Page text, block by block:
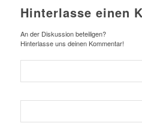
Hinterlasse einen
An der Diskussion beteiligen?
Hinterlasse uns deinen Kommentar!